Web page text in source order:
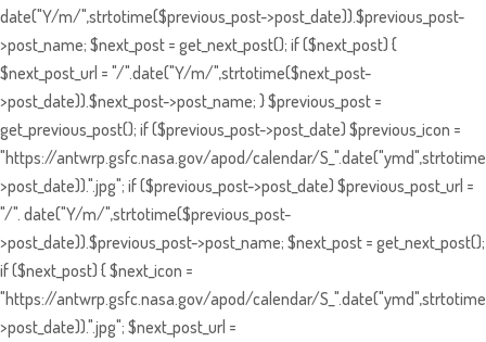
date("Y/m/",strtotime($previous_post->post_date)).$previous_post-
>post_name; $next_post = get_next_post(); if ($next_post) {
$next_post_url = "/".date("Y/m/",strtotime($next_post-
>post_date)).$next_post->post_name; } $previous_post =
get_previous_post(); if ($previous_post->post_date) $previous_icon =
"https://antwrp.gsfc.nasa.gov/apod/calendar/
>post_date)).".jpg"; if ($previous_post->post_date) $previous_post_url =
"/". date("Y/m/",strtotime($previous_post-
>post_date)).$previous_post->post_name; $next_post = get_next_post();
if ($next_post) { $next_icon =
"https://antwrp.gsfc.nasa.gov/apod/calendar/
>post_date)).".jpg"; $next_post_url =